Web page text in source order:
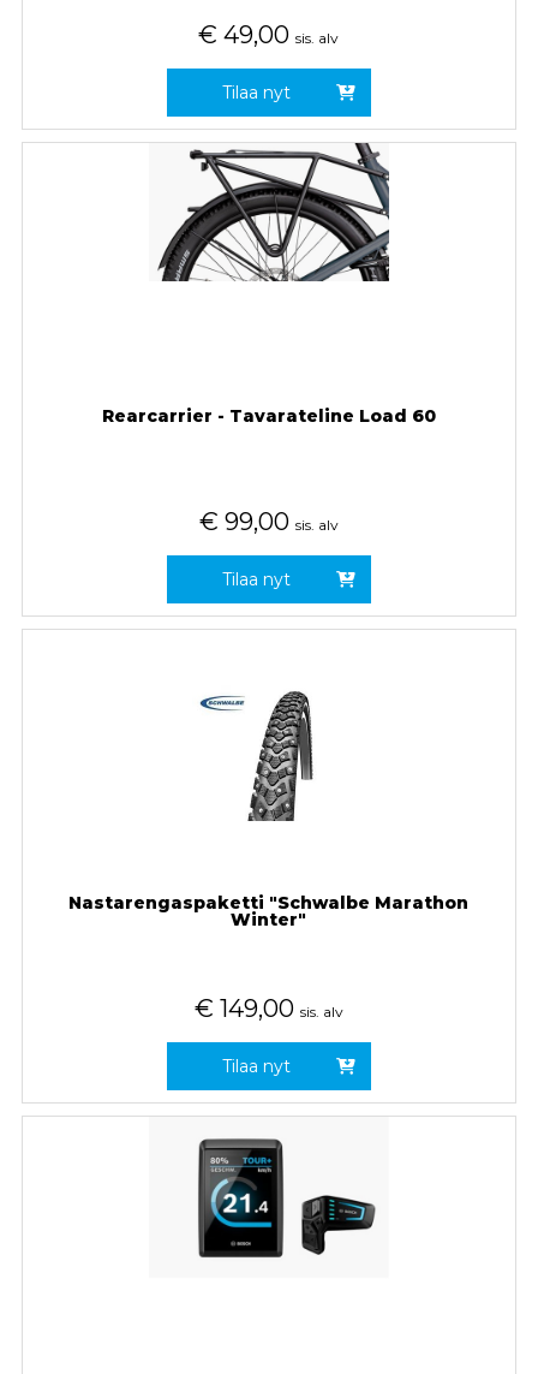
€ 49,00 sis. alv
Tilaa nyt
Rearcarrier - Tavarateline Load 60
€ 99,00 sis. alv
Tilaa nyt
Nastarengaspaketti "Schwalbe Marathon
Winter"
€ 149,00 sis. alv
Tilaa nyt